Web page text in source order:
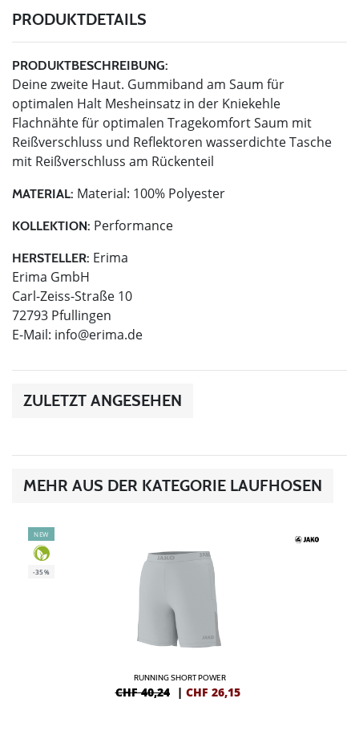
PRODUKTDETAILS
PRODUKTBESCHREIBUNG:
Deine zweite Haut. Gummiband am Saum für
optimalen Halt Mesheinsatz in der Kniekehle
Flachnähte für optimalen Tragekomfort Saum mit
Reißverschluss und Reflektoren wasserdichte Tasche
mit Reißverschluss am Rückenteil
MATERIAL: Material: 100% Polyester
KOLLEKTION: Performance
HERSTELLER: Erima
Erima GmbH
Carl-Zeiss-Straße 10
72793 Pfullingen
E-Mail: info@erima.de
ZULETZT ANGESEHEN
MEHR AUS DER KATEGORIE LAUFHOSEN
NEW
-35%
RUNNING SHORT POWER
CHF 40,24 | CHF 26,15